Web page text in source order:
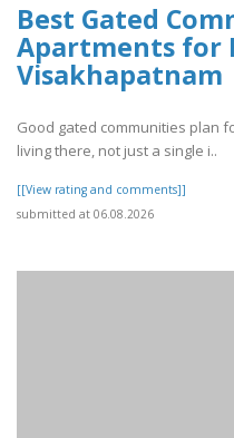
Best Gated
Apartments for
Visakhapatnam
Good gated communities plan
living there, not just a single i..
[[View rating and comments]]
submitted at 06.08.2026